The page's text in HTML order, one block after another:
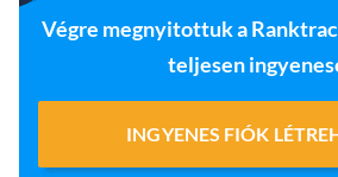
Végre megnyitottuk a
teljesen
INGYENES FIÓK